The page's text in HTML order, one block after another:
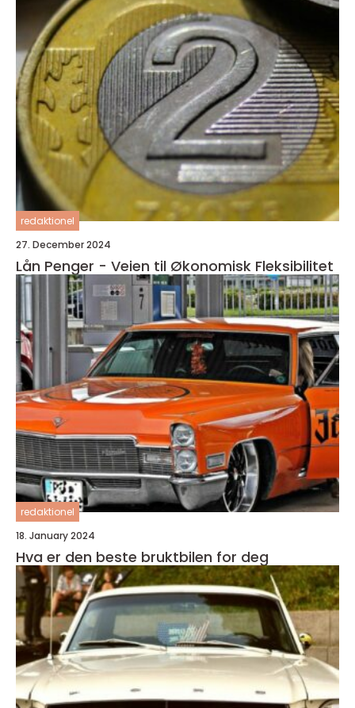
redaktionel
27. December 2024
Lån Penger - Veien til Økonomisk Fleksibilitet
redaktionel
18. January 2024
Hva er den beste bruktbilen for deg